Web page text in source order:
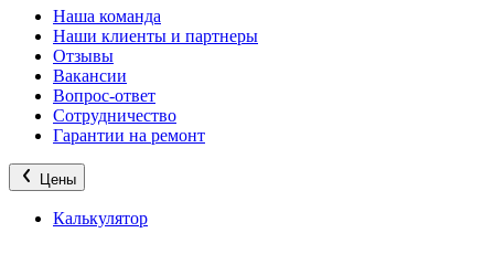
Наша команда
Наши клиенты и партнеры
Отзывы
Вакансии
Вопрос-ответ
Сотрудничество
Гарантии на ремонт
Цены
Калькулятор